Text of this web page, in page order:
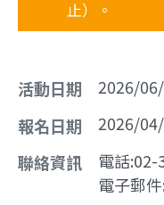
止）。
活動日期 2026/
報名日期
2026/
聯絡資訊
電話:02-
電子郵件: